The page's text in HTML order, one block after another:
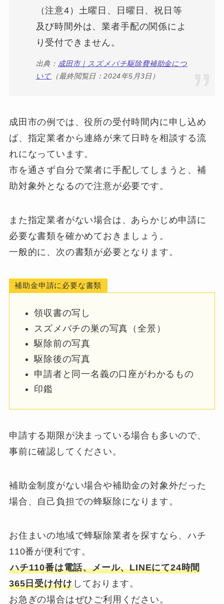
（注意4）土曜日、日曜日、祝日等
及び時間外は、業者手配の関係によ
り受付できません。
出典： 成田市｜スズメバチ駆除費補助金につ
いて （最終閲覧日：2024年5月3日）
成田市の例では、役所の受付時間内に申し込め
ば、指定業者から連絡が来て日時を相談する流
れになっています。
市を通さず自分で業者に手配してしまうと、補
助対象外となるので注意が必要です。
また指定業者がない場合は、あらかじめ申請に
必要な書類を確かめておきましょう。
一般的に、次の書類が必要となります。
補助金申請に必要な書類
領収書の写し
スズメバチの巣の写真（全景）
駆除前の写真
駆除後の写真
申請者と同一名義の口座がわかるもの
印鑑
申請する期限が決まっている場合も多いので、
事前に確認してください。
補助金制度がない場合や補助金の対象外だった
場合、自己負担での蜂駆除になります。
お住まいの地域で蜂駆除業者を探すなら、ハチ
110番が便利です。
ハチ110番は電話、メール、LINEにて24時間
365日受け付け しております。
お急ぎの場合はぜひご利用ください。